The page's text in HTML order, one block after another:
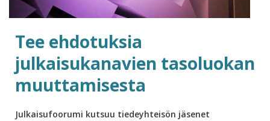
Tee ehdotuksia
julkaisukanavien tasoluokan
muuttamisesta
Julkaisufoorumi kutsuu tiedeyhteisön jäsenet